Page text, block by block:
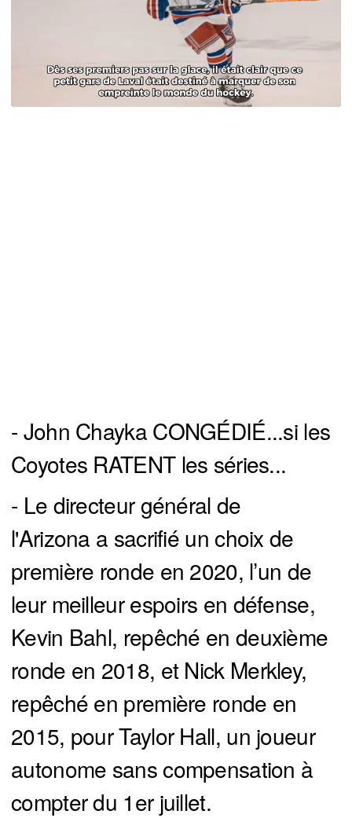
- John Chayka CONGÉDIÉ...si les
Coyotes RATENT les séries...
- Le directeur général de
l'Arizona a sacrifié un choix de
première ronde en 2020, l’un de
leur meilleur espoirs en défense,
Kevin Bahl, repêché en deuxième
ronde en 2018, et Nick Merkley,
repêché en première ronde en
2015, pour Taylor Hall, un joueur
autonome sans compensation à
compter du 1er juillet.